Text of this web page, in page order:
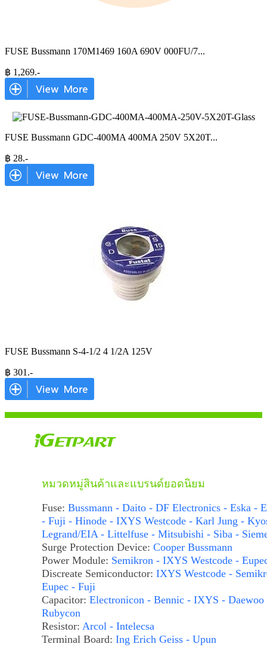
FUSE Bussmann 170M1469 160A 690V 000FU/7...
฿ 1,269.-
FUSE Bussmann GDC-400MA 400MA 250V 5X20T...
฿ 28.-
FUSE Bussmann S-4-1/2 4 1/2A 125V
฿ 301 .-
หมวดหมู่สินค้าและแบรนด์ยอดนิยม
Fuse: Bussmann - Daito - DF Electronics - Eska -
- Fuji - Hinode - IXYS Westcode - Karl Jung -
Legrand/EIA - Littelfuse - Mitsubishi - Siba -
Surge Protection Device: Cooper Bussmann
Power Module: Semikron - IXYS Westcode -
Discreate Semiconductor: IXYS Westcode -
Eupec - Fuji
Capacitor: Electronicon - Bennic - IXYS - Daewoo
Rubycon
Resistor: Arcol - Intelecsa
Terminal Board: Ing Erich Geiss - Upun